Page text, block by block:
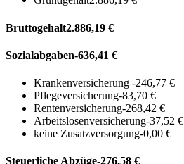
Bruttogehalt2.886,19 €
Sozialabgaben-636,41 €
Krankenversicherung -246,77 €
Pflegeversicherung-83,70 €
Rentenversicherung-268,42 €
Arbeitslosenversicherung-37,52 €
keine Zusatzversorgung-0,00 €
Steuerliche Abzüge-276,58 €